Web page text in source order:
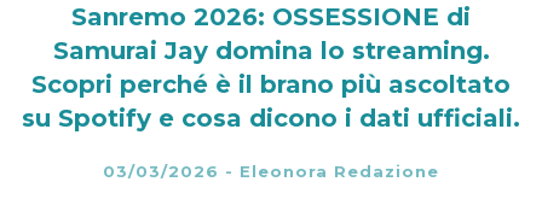
Sanremo 2026: OSSESSIONE di
Samurai Jay domina lo streaming.
Scopri perché è il brano più ascoltato
su Spotify e cosa dicono i dati ufficiali.
03/03/2026 - Eleonora Redazione